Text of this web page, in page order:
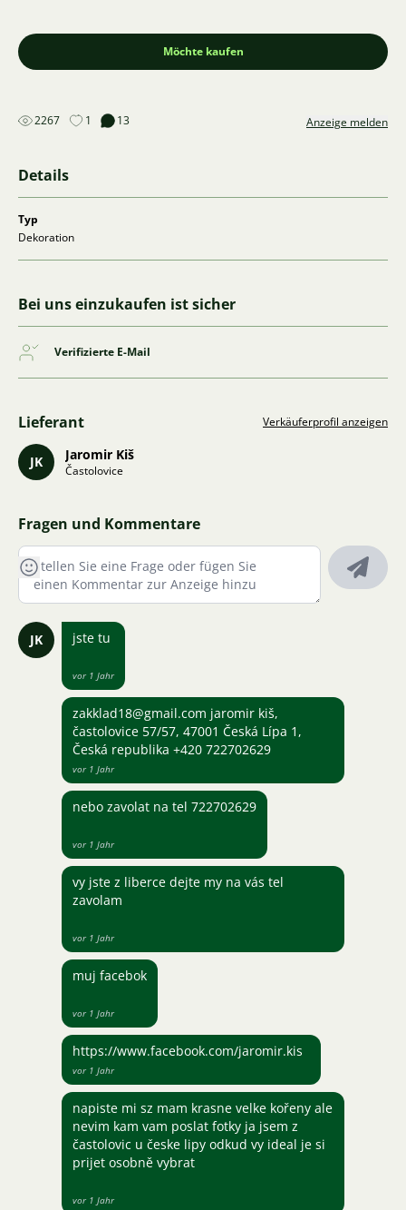
Möchte kaufen
2267 1 13 Anzeige melden
Details
Typ
Dekoration
Bei uns einzukaufen ist sicher
Verifizierte E-Mail
Lieferant Verkäuferprofil anzeigen
JK Jaromir Kiš
Častolovice
Fragen und Kommentare
JK jste tu
vor 1 Jahr
zakklad18@gmail.com jaromir kiš,
častolovice 57/57, 47001 Česká Lípa 1,
Česká republika +420 722702629
vor 1 Jahr
nebo zavolat na tel 722702629
vor 1 Jahr
vy jste z liberce dejte my na vás tel
zavolam
vor 1 Jahr
muj facebok
vor 1 Jahr
https://www.facebook.com/jaromir.kis
vor 1 Jahr
napiste mi sz mam krasne velke kořeny ale
nevim kam vam poslat fotky ja jsem z
častolovic u česke lipy odkud vy ideal je si
prijet osobně vybrat
vor 1 Jahr